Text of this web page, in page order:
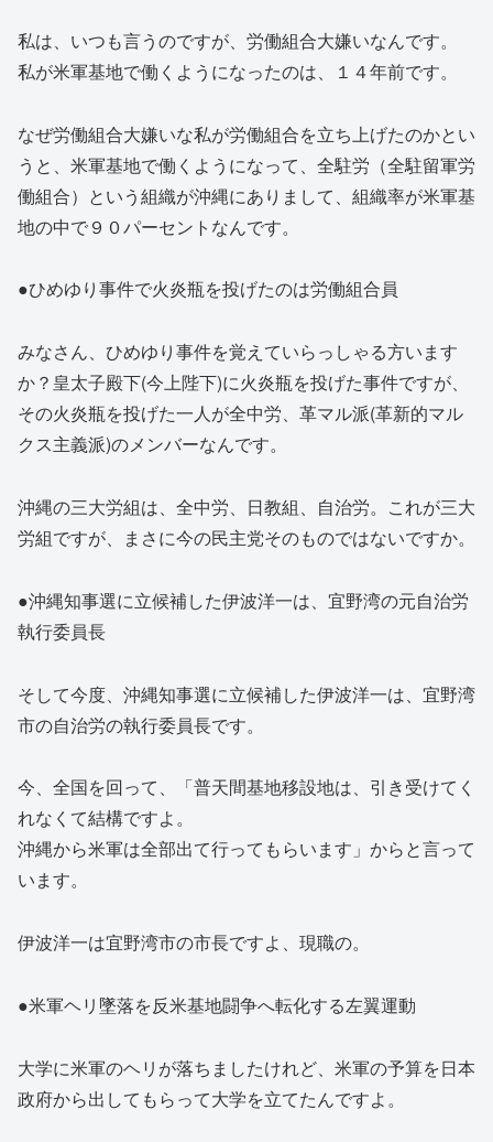
私は、いつも言うのですが、労働組合大嫌いなんです。
私が米軍基地で働くようになったのは、１４年前です。
なぜ労働組合大嫌いな私が労働組合を立ち上げたのかとい
うと、米軍基地で働くようになって、全駐労（全駐留軍労
働組合）という組織が沖縄にありまして、組織率が米軍基
地の中で９０パーセントなんです。
●ひめゆり事件で火炎瓶を投げたのは労働組合員
みなさん、ひめゆり事件を覚えていらっしゃる方います
か？皇太子殿下(今上陛下)に火炎瓶を投げた事件ですが、
その火炎瓶を投げた一人が全中労、革マル派(革新的マル
クス主義派)のメンバーなんです。
沖縄の三大労組は、全中労、日教組、自治労。これが三大
労組ですが、まさに今の民主党そのものではないですか。
●沖縄知事選に立候補した伊波洋一は、宜野湾の元自治労
執行委員長
そして今度、沖縄知事選に立候補した伊波洋一は、宜野湾
市の自治労の執行委員長です。
今、全国を回って、「普天間基地移設地は、引き受けてく
れなくて結構ですよ。
沖縄から米軍は全部出て行ってもらいます」からと言って
います。
伊波洋一は宜野湾市の市長ですよ、現職の。
●米軍ヘリ墜落を反米基地闘争へ転化する左翼運動
大学に米軍のヘリが落ちましたけれど、米軍の予算を日本
政府から出してもらって大学を立てたんですよ。